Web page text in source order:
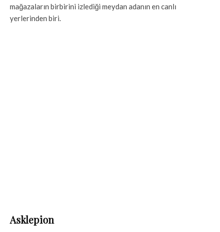
mağazaların birbirini izlediği meydan adanın en canlı
yerlerinden biri.
Asklepion